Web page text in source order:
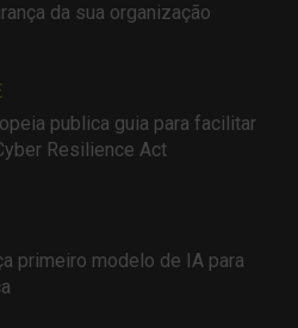
da sua organização
publica guia para facilitar
Resilience Act
primeiro modelo de IA para